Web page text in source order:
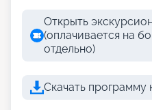
Открыть
(оплачивается на
отдельно)
Скачать программу